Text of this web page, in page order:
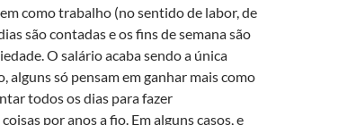
como trabalho (no sentido de labor, de
são contadas e os fins de semana são
O salário acaba sendo a única
alguns só pensam em ganhar mais como
todos os dias para fazer
por anos a fio. Em alguns casos, e